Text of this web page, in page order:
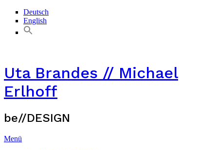
Deutsch
English
Uta Brandes // Michael
Erlhoff
be//DESIGN
Menü